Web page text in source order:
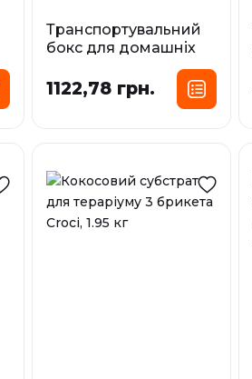
Транспортувальний
бокс для домашніх
LARGE AMTRA,
36.5х21.5х24 см
1122,78 грн.